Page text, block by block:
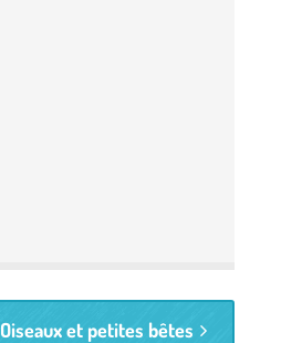
Oiseaux et petites bêtes